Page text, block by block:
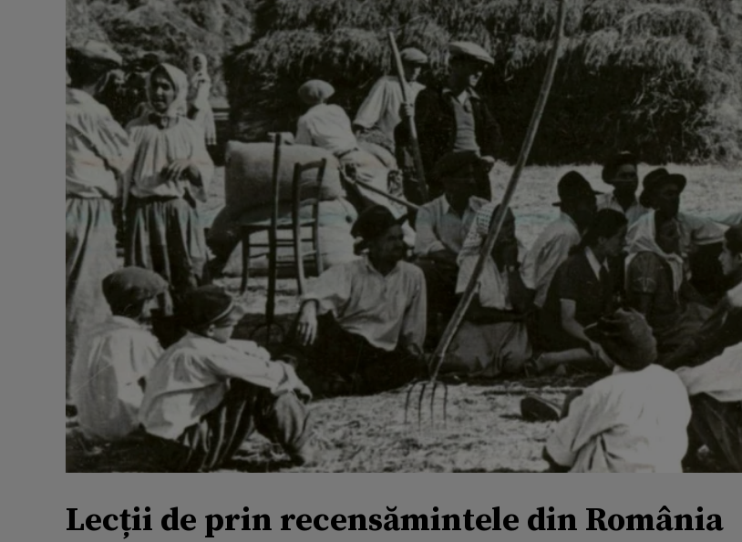
Lecții de prin recensămintele din România